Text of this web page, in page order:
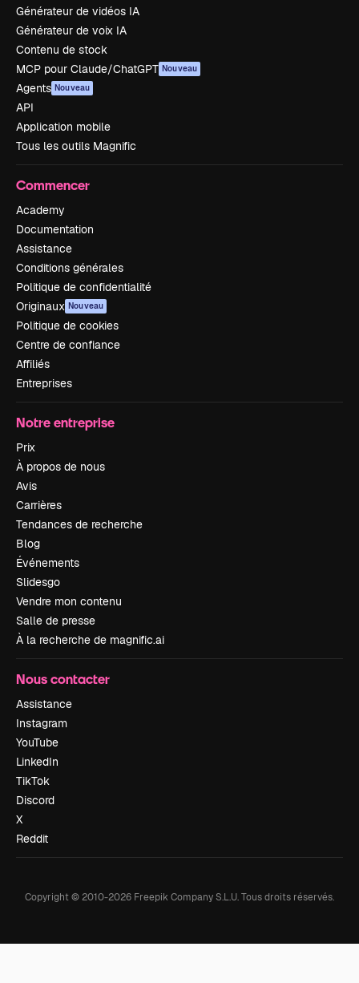
Générateur de vidéos IA
Générateur de voix IA
Contenu de stock
MCP pour Claude/ChatGPT Nouveau
Agents Nouveau
API
Application mobile
Tous les outils Magnific
Commencer
Academy
Documentation
Assistance
Conditions générales
Politique de confidentialité
Originaux Nouveau
Politique de cookies
Centre de confiance
Affiliés
Entreprises
Notre entreprise
Prix
À propos de nous
Avis
Carrières
Tendances de recherche
Blog
Événements
Slidesgo
Vendre mon contenu
Salle de presse
À la recherche de magnific.ai
Nous contacter
Assistance
Instagram
YouTube
LinkedIn
TikTok
Discord
X
Reddit
Copyright © 2010-2026 Freepik Company S.L.U.Tous droits réservés.